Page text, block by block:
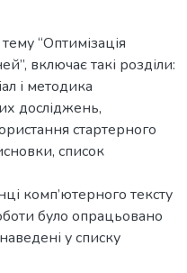
“Оптимізація
включає такі розділи:
і методика
досліджень,
стартерного
список
комп’ютерного тексту
було опрацьовано
у списку